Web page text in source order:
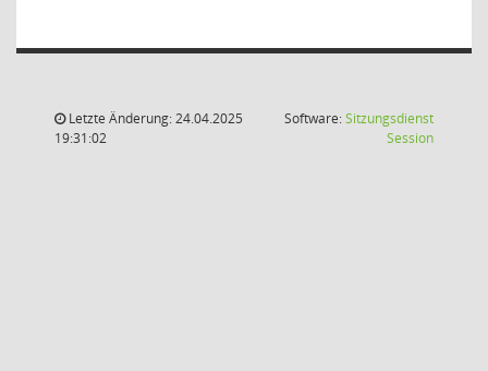
Letzte Änderung: 24.04.2025
19:31:02
Software:Sitzungsdienst
Session(Wird in